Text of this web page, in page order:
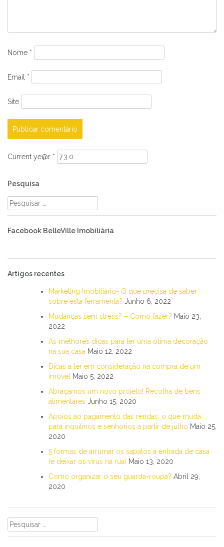
Nome *
Email *
Site
Current ye@r *
Pesquisa
Pesquisar
por:
Facebook BelleVille Imobiliária
Artigos recentes
Marketing Imobiliário- O que precisa de saber
sobre esta ferramenta? Junho 6, 2022
Mudanças sem stress? – Como fazer? Maio 23,
2022
As melhores dicas para ter uma ótima decoração
na sua casa Maio 12, 2022
Dicas a ter em consideração na compra de um
imóvel
Maio 5, 2022
Abraçamos um novo projeto! Recolha de bens
alimentares Junho 15, 2020
Apoios ao pagamento das rendas: o que muda
para inquilinos e senhorios a partir de julho Maio 25,
2020
5 formas de arrumar os sapatos à entrada de casa
(e deixar os vírus na rua) Maio 13, 2020
Como organizar o seu guarda-roupa? Abril 29,
2020
Pesquisar
por: